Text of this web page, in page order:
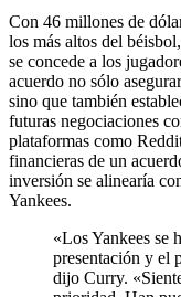
Con 46 millones de
los más altos del
se concede a los
acuerdo no sólo
sino que también
futuras negociaciones
plataformas como
financieras de un
inversión se alinearía
Yankees.
«Los Yankees se
presentación y el
dijo Curry.